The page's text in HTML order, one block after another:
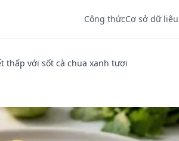
Công thứcCơ sở dữ
thấp với sốt cà chua xanh tươi